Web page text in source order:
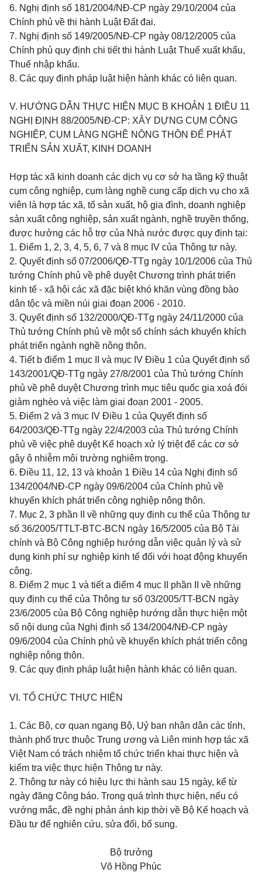
6. Nghị định số 181/2004/NĐ-CP ngày 29/10/2004 của
Chính phủ về thi hành Luật Đất đai.
7. Nghị định số 149/2005/NĐ-CP ngày 08/12/2005 của
Chính phủ quy định chi tiết thi hành Luật Thuế xuất khẩu,
Thuế nhập khẩu.
8. Các quy định pháp luật hiện hành khác có liên quan.
V. HƯỚNG DẪN THỰC HIỆN MỤC B KHOẢN 1 ĐIỀU 11
NGHỊ ĐỊNH 88/2005/NĐ-CP: XÂY DỰNG CỤM CÔNG
NGHIỆP, CỤM LÀNG NGHỀ NÔNG THÔN ĐỂ PHÁT
TRIỂN SẢN XUẤT, KINH DOANH
Hợp tác xã kinh doanh các dịch vụ cơ sở hạ tầng kỹ thuật
cụm công nghiệp, cụm làng nghề cung cấp dịch vụ cho xã
viên là hợp tác xã, tổ sản xuất, hộ gia đình, doanh nghiệp
sản xuất công nghiệp, sản xuất ngành, nghề truyền thống,
được hưởng các hỗ trợ của Nhà nước được quy định tại:
1. Điểm 1, 2, 3, 4, 5, 6, 7 và 8 mục IV của Thông tư này.
2. Quyết định số 07/2006/QĐ-TTg ngày 10/1/2006 của Thủ
tướng Chính phủ về phê duyệt Chương trình phát triển
kinh tế - xã hội các xã đặc biệt khó khăn vùng đồng bào
dân tộc và miền núi giai đoạn 2006 - 2010.
3. Quyết định số 132/2000/QĐ-TTg ngày 24/11/2000 của
Thủ tướng Chính phủ về một số chính sách khuyến khích
phát triển ngành nghề nông thôn.
4. Tiết b điểm 1 mục II và mục IV Điều 1 của Quyết định số
143/2001/QĐ-TTg ngày 27/8/2001 của Thủ tướng Chính
phủ về phê duyệt Chương trình mục tiêu quốc gia xoá đói
giảm nghèo và việc làm giai đoạn 2001 - 2005.
5. Điểm 2 và 3 mục IV Điều 1 của Quyết định số
64/2003/QĐ-TTg ngày 22/4/2003 của Thủ tướng Chính
phủ về việc phê duyệt Kế hoạch xử lý triệt để các cơ sở
gây ô nhiễm môi trường nghiêm trọng.
6. Điều 11, 12, 13 và khoản 1 Điều 14 của Nghị định số
134/2004/NĐ-CP ngày 09/6/2004 của Chính phủ về
khuyến khích phát triển công nghiệp nông thôn.
7. Mục 2, 3 phần II về những quy định cụ thể của Thông tư
số 36/2005/TTLT-BTC-BCN ngày 16/5/2005 của Bộ Tài
chính và Bộ Công nghiệp hướng dẫn việc quản lý và sử
dụng kinh phí sự nghiệp kinh tế đối với hoạt động khuyến
công.
8. Điểm 2 mục 1 và tiết a điểm 4 mục II phần II về những
quy định cụ thể của Thông tư số 03/2005/TT-BCN ngày
23/6/2005 của Bộ Công nghiệp hướng dẫn thực hiện một
số nội dung của Nghị định số 134/2004/NĐ-CP ngày
09/6/2004 của Chính phủ về khuyến khích phát triển công
nghiệp nông thôn.
9. Các quy định pháp luật hiện hành khác có liên quan.
VI. TỔ CHỨC THỰC HIỆN
1. Các Bộ, cơ quan ngang Bộ, Uỷ ban nhân dân các tỉnh,
thành phố trực thuộc Trung ương và Liên minh hợp tác xã
Việt Nam có trách nhiệm tổ chức triển khai thực hiện và
kiểm tra việc thực hiện Thông tư này.
2. Thông tư này có hiệu lực thi hành sau 15 ngày, kể từ
ngày đăng Công báo. Trong quá trình thực hiện, nếu có
vướng mắc, đề nghị phản ánh kịp thời về Bộ Kế hoạch và
Đầu tư để nghiên cứu, sửa đổi, bổ sung.
Bộ trưởng
Võ Hồng Phúc